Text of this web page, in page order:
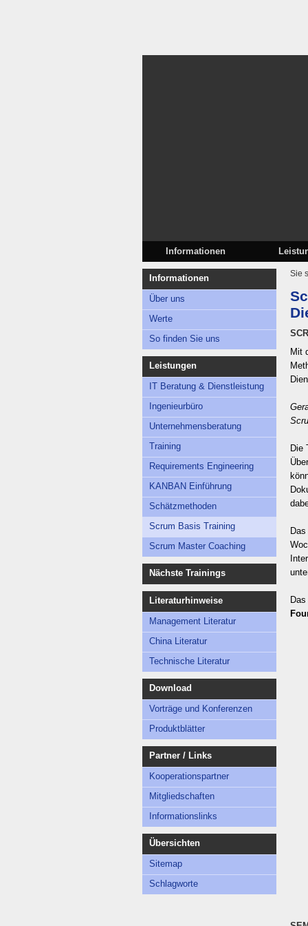
Informationen
Informationen
Über uns
Werte
So finden Sie uns
Leistungen
IT Beratung & Dienstleistung
Ingenieurbüro
Unternehmensberatung
Training
Requirements Engineering
KANBAN Einführung
Schätzmethoden
Scrum Basis Training
Scrum Master Coaching
Nächste Trainings
Literaturhinweise
Management Literatur
China Literatur
Technische Literatur
Download
Vorträge und Konferenzen
Produktblätter
Partner / Links
Kooperationspartner
Mitgliedschaften
Informationslinks
Übersichten
Sitemap
Schlagworte
Sie
Mit
Die